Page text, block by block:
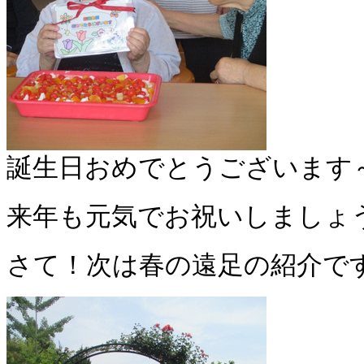
誕生日おめでとうございます
来年も元気でお祝いしましょ
さて！次は春の遠足の紹介で